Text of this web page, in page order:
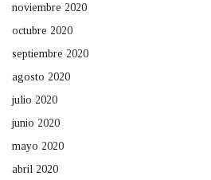
noviembre 2020
octubre 2020
septiembre 2020
agosto 2020
julio 2020
junio 2020
mayo 2020
abril 2020